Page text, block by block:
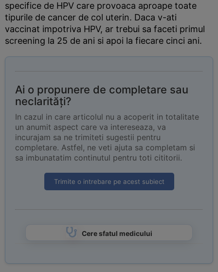
specifice de HPV care provoaca aproape toate
tipurile de cancer de col uterin. Daca v-ati
vaccinat impotriva HPV, ar trebui sa faceti primul
screening la 25 de ani si apoi la fiecare cinci ani.
Ai o propunere de completare sau
neclarități?
In cazul in care articolul nu a acoperit in totalitate
un anumit aspect care va intereseaza, va
incurajam sa ne trimiteti sugestii pentru
completare. Astfel, ne veti ajuta sa completam si
sa imbunatatim continutul pentru toti cititorii.
Trimite o intrebare pe acest subiect
Cere sfatul medicului